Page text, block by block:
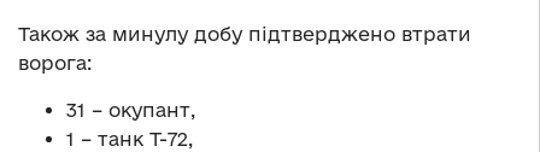
Також за минулу добу підтверджено втрати
ворога:
31 – окупант,
1 – танк Т-72,